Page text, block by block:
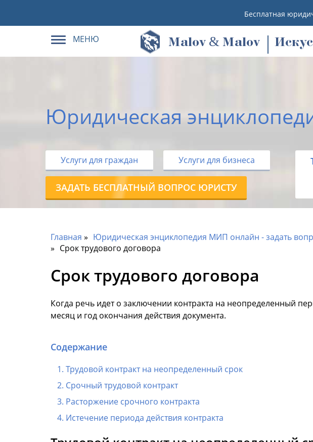
Бесплатная
МЕНЮ Malov & Malov
Юридическая
Услуги для граждан Услуги для бизнеса
ЗАДАТЬ БЕСПЛАТНЫЙ ВОПРОС ЮРИСТУ
Главная Юридическая энциклопедия МИП онлайн - задать
Срок трудового договора
Срок трудового договора
Когда речь идет о заключении контракта на неопределенный
месяц и год окончания действия документа.
Содержание
Трудовой контракт на неопределенный срок
Срочный трудовой контракт
Расторжение срочного контракта
Истечение периода действия контракта